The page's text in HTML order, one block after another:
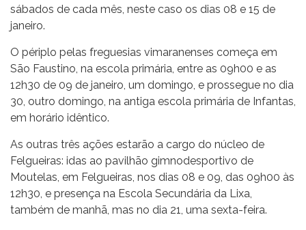
sábados de cada mês, neste caso os dias 08 e 15 de
janeiro.
O périplo pelas freguesias vimaranenses começa em
São Faustino, na escola primária, entre as 09h00 e as
12h30 de 09 de janeiro, um domingo, e prossegue no dia
30, outro domingo, na antiga escola primária de Infantas,
em horário idêntico.
As outras três ações estarão a cargo do núcleo de
Felgueiras: idas ao pavilhão gimnodesportivo de
Moutelas, em Felgueiras, nos dias 08 e 09, das 09h00 às
12h30, e presença na Escola Secundária da Lixa,
também de manhã, mas no dia 21, uma sexta-feira.